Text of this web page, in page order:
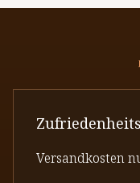
Versandkosten